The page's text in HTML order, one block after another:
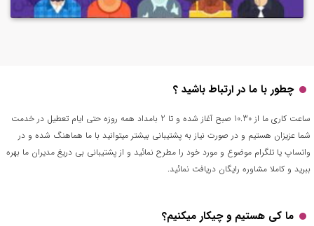
چطور با ما در ارتباط باشید ؟
ساعت کاری ما از 10.30 صبح آغاز شده و تا 2 بامداد همه روزه حتی ایام تعطیل در خدمت
شما عزیزان هستیم و در صورت نیاز به پشتیبانی بیشتر میتوانید با ما هماهنگ شده و در
واتساپ یا تلگرام موضوع و مورد خود را مطرح نمائید و از پشتیبانی بی دریغ مدیران ما بهره
ببرید و کاملا مشاوره رایگان دریافت نمائید.
ما کی هستیم و چیکار میکنیم؟